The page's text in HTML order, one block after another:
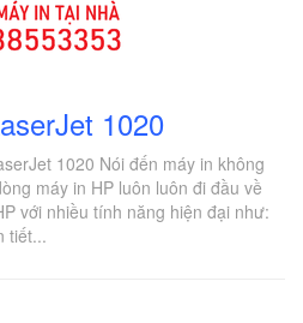
1020
1020 Nói đến máy in không
máy in HP luôn luôn đi đầu về
với nhiều tính năng hiện đại như:
tiết...